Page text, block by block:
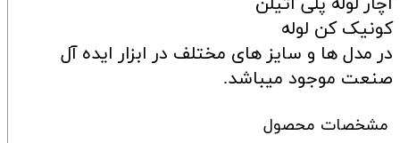
کونیک کن لوله
در مدل ها و سایز های مختلف در ابزار ایده آل
صنعت موجود میباشد.
مشخصات محصول